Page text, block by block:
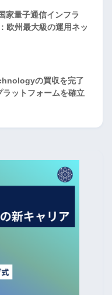
家量子通信インフラ
欧州最大級の運用ネッ
の買収を完了
ラットフォームを確立